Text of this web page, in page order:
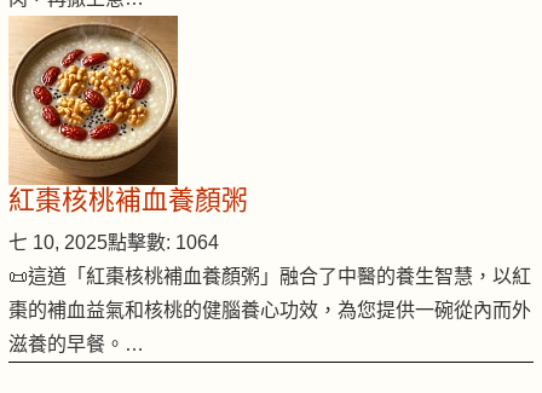
紅棗核桃補血養顏粥
七 10, 2025點擊數: 1064
📜這道「紅棗核桃補血養顏粥」融合了中醫的養生智慧，以紅
棗的補血益氣和核桃的健腦養心功效，為您提供一碗從內而外
滋養的早餐。…